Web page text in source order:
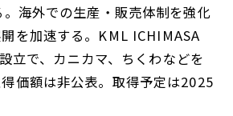
海外での生産・販売体制を強化
を加速する。KML ICHIMASA
立で、カニカマ、ちくわなどを
価額は非公表。取得予定は2025